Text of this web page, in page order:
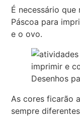
É necessário
Páscoa para
e o ovo.
Desenhos
As cores ficarão
sempre